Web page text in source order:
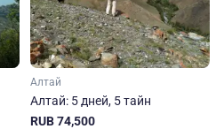
Алтай
Алтай: 5 дней, 5 тайн
RUB 74,500